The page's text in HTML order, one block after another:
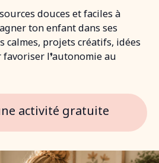
douces et faciles à
ton enfant dans ses
calmes, projets créatifs, idées
l’autonomie au
activité gratuite